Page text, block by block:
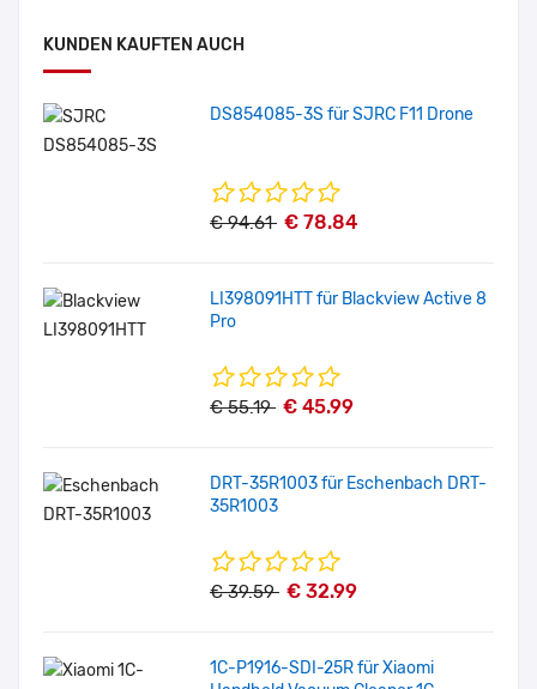
KUNDEN KAUFTEN AUCH
DS854085-3S für SJRC F11 Drone
€ 94.61 € 78.84
LI398091HTT für Blackview Active 8
Pro
€ 55.19 € 45.99
DRT-35R1003 für Eschenbach DRT-
35R1003
€ 39.59 € 32.99
1C-P1916-SDI-25R für Xiaomi